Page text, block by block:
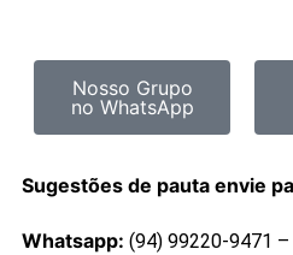
Nosso Grupo
no WhatsApp
Sugestões de pauta envie
Whatsapp: (94) 99220-9471 –